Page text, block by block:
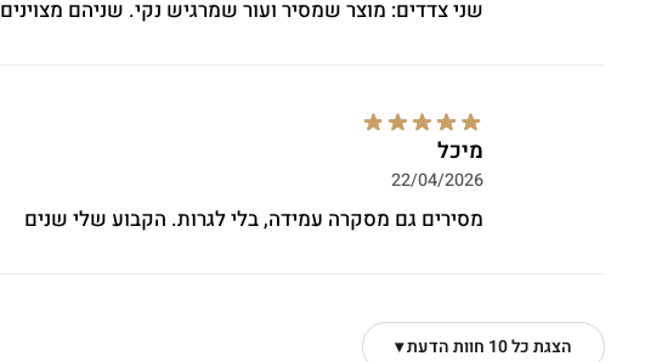
שני צדדים: מוצר שמסיר ועור שמרגיש נקי. שניהם מצוינים
מיכל
22/04/2026
מסירים גם מסקרה עמידה, בלי לגרות. הקבוע שלי שנים
הצגת כל 10 חוות הדעת ▾